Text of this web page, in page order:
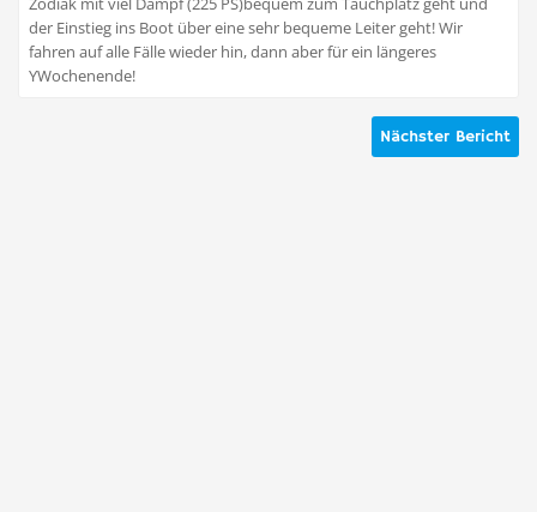
der Einstieg ins Boot über eine sehr bequeme Leiter geht! Wir
fahren auf alle Fälle wieder hin, dann aber für ein längeres
YWochenende!
Nächster Bericht